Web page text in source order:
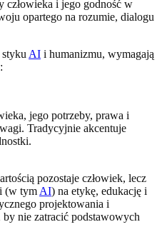
człowieka i jego godność w
opartego na rozumie, dialogu
AI i humanizmu, wymagają
jego potrzeby, prawa i
Tradycyjnie akcentuje
pozostaje człowiek, lecz
(w tym AI) na etykę, edukację i
projektowania i
nie zatracić podstawowych